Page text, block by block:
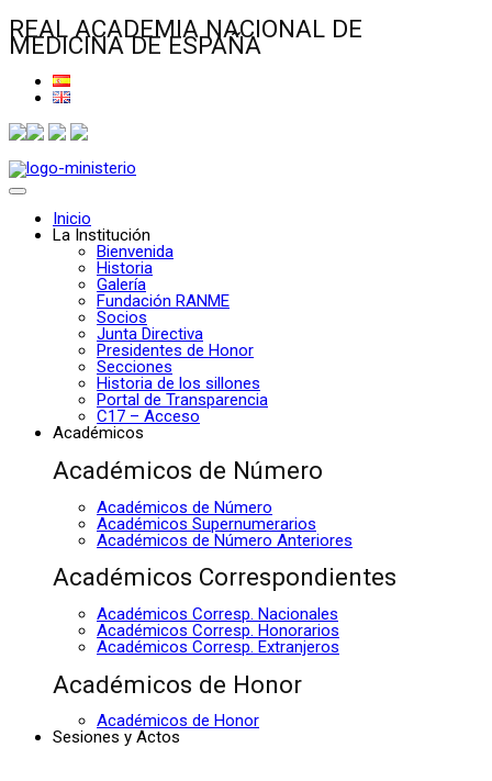
REAL ACADEMIA NACIONAL DE
MEDICINA DE ESPAÑA
Inicio
La Institución
Bienvenida
Historia
Galería
Fundación RANME
Socios
Junta Directiva
Presidentes de Honor
Secciones
Historia de los sillones
Portal de Transparencia
C17 – Acceso
Académicos
Académicos de Número
Académicos de Número
Académicos Supernumerarios
Académicos de Número Anteriores
Académicos Correspondientes
Académicos Corresp. Nacionales
Académicos Corresp. Honorarios
Académicos Corresp. Extranjeros
Académicos de Honor
Académicos de Honor
Sesiones y Actos